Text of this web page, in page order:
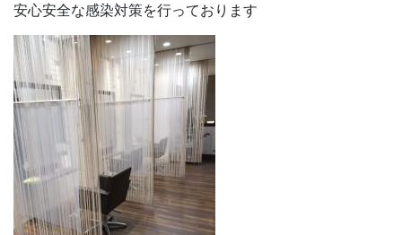
安心安全な感染対策を行っております